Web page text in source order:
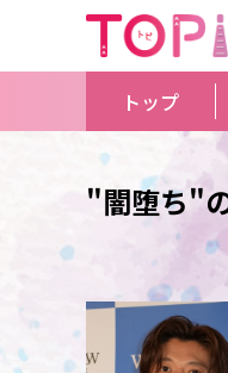
トップ
"闇堕ち"